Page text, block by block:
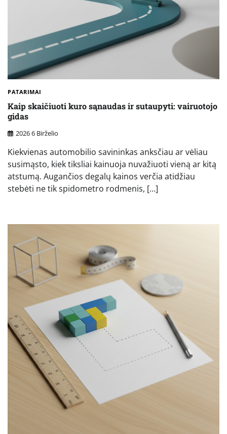
PATARIMAI
Kaip skaičiuoti kuro sąnaudas ir sutaupyti: vairuotojo
gidas
2026 6 Birželio
Kiekvienas automobilio savininkas anksčiau ar vėliau
susimąsto, kiek tiksliai kainuoja nuvažiuoti vieną ar kitą
atstumą. Augančios degalų kainos verčia atidžiau
stebėti ne tik spidometro rodmenis, […]